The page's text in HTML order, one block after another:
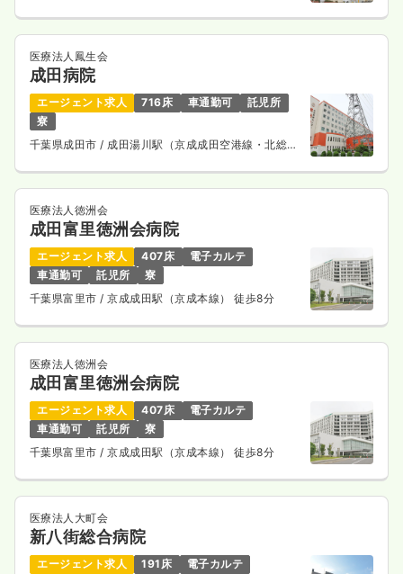
気になる 詳細を見る
救急外来 正看護師 大学病院
2交代（常勤） 一時募集休止
時間 8:30～17:30
気になる 詳細を見る
医療法人鳳生会
成田病院
エージェント求人 716床 車通勤可
託児所
寮
千葉県成田市/ 成田湯川駅（京成成田空港線・北総鉄
医療法人徳洲会
成田富里徳洲会病院
エージェント求人 407床
電子カルテ
車通勤可
託児所
寮
千葉県富里市/ 京成成田駅（京成本線） 徒歩8分
医療法人徳洲会
成田富里徳洲会病院
エージェント求人 407床
電子カルテ
車通勤可
託児所
寮
千葉県富里市/ 京成成田駅（京成本線） 徒歩8分
医療法人大町会
新八街総合病院
エージェント求人 191床 電子カルテ